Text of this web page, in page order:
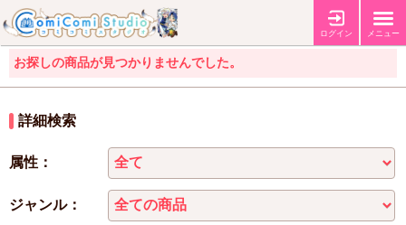
ログイン メニュー
お探しの商品が見つかりませんでした。
詳細検索
属性：
ジャンル：